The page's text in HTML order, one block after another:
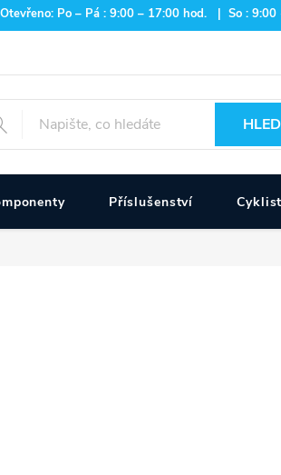
Po – Pá : 9:00 – 17:00 hod. | So :
Příslušenství